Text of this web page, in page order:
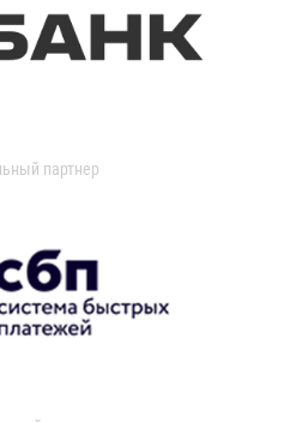
партнер